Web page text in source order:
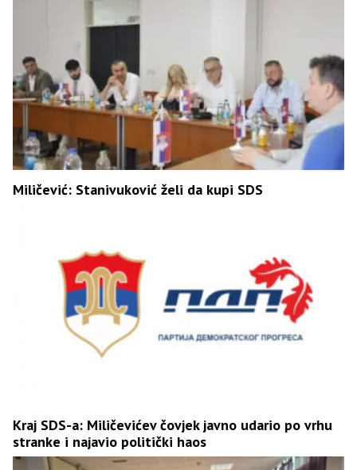
Miličević: Stanivuković želi da kupi SDS
Kraj SDS-a: Miličevićev čovjek javno udario po vrhu
stranke i najavio politički haos